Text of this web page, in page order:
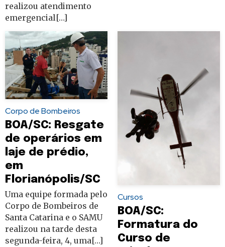
realizou atendimento
emergencial[…]
Corpo de Bombeiros
BOA/SC: Resgate
de operários em
laje de prédio,
em
Florianópolis/SC
Uma equipe formada pelo
Corpo de Bombeiros de
Santa Catarina e o SAMU
realizou na tarde desta
segunda-feira, 4, uma[…]
Cursos
BOA/SC:
Formatura do
Curso de